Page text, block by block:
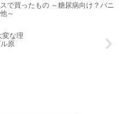
で買ったもの ～糖尿病向け？バニ
～
変な理
原